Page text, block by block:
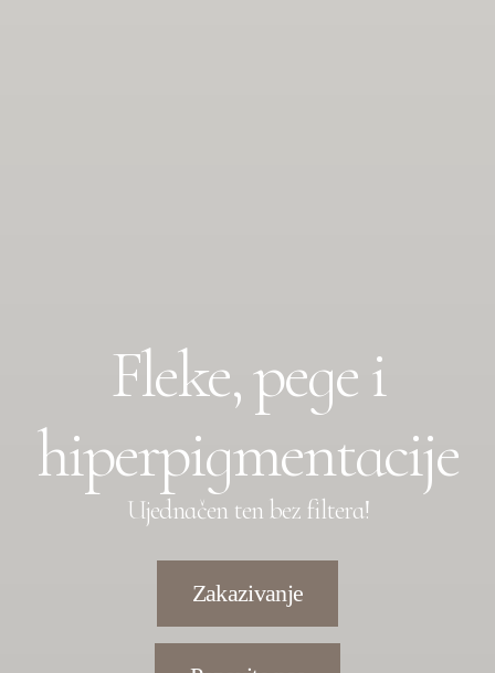
Fleke, pege i
hiperpigmentacije
Ujednačen ten bez filtera!
Zakazivanje